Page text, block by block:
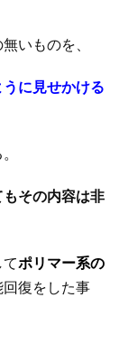
いものを、
に見せかける
その内容は非
てポリマー系の
復をした事